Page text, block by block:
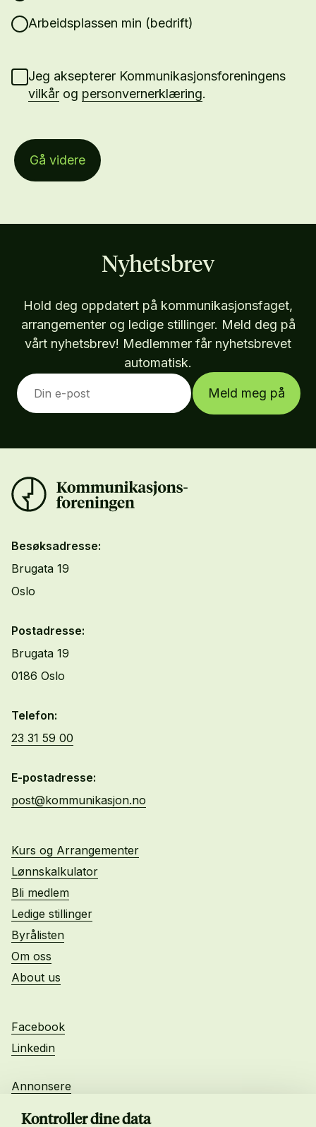
Kontroller dine data
Arbeidsplassen min (bedrift)
Jeg aksepterer Kommunikasjonsforeningens
vilkår og personvernerklæring.
Gå videre
Nyhetsbrev
Hold deg oppdatert på kommunikasjonsfaget,
arrangementer og ledige stillinger. Meld deg på
vårt nyhetsbrev! Medlemmer får nyhetsbrevet
automatisk.
Meld meg på
Besøksadresse:
Brugata 19
Oslo
Postadresse:
Brugata 19
0186 Oslo
Telefon:
23 31 59 00
E-postadresse:
post@kommunikasjon.no
Kurs og Arrangementer
Lønnskalkulator
Bli medlem
Ledige stillinger
Byrålisten
Om oss
About us
Facebook
Linkedin
Annonsere